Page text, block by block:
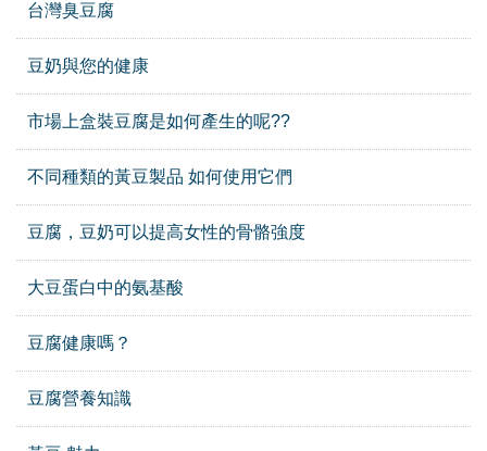
台灣臭豆腐
豆奶與您的健康
市場上盒裝豆腐是如何產生的呢??
不同種類的黃豆製品 如何使用它們
豆腐，豆奶可以提高女性的骨骼強度
大豆蛋白中的氨基酸
豆腐健康嗎？
豆腐營養知識